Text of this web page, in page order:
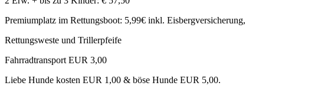
Premiumplatz im Rettungsboot: 5,99€ inkl. Eisbergversicherung,
Rettungsweste und Trillerpfeife
Fahrradtransport EUR 3,00
Liebe Hunde kosten EUR 1,00 & böse Hunde EUR 5,00.